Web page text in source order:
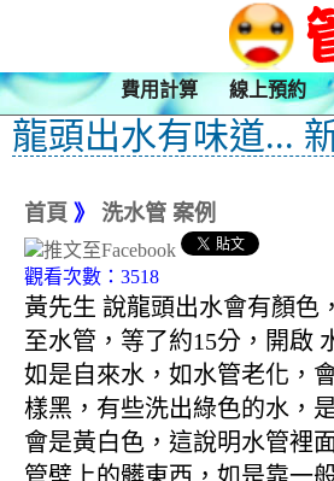
費用計算 線上預約
龍頭出水有味道...
首頁 》 洗水管 案例
觀看次數：3518
黃先生 說龍頭出水會有顏色
至水管，等了約15分，開啟
如是自來水，如水管老化，
樣黑，有些洗出綠色的水，
會是黃白色，這說明水管裡